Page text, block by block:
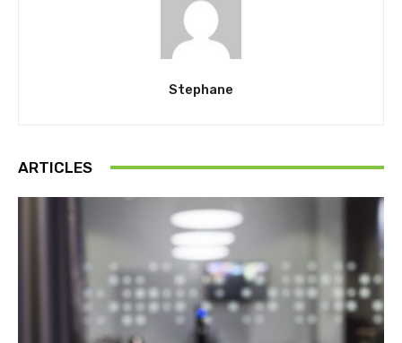
Stephane
ARTICLES